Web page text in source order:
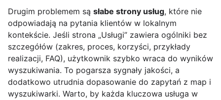
Drugim problemem są słabe strony usług, które nie
odpowiadają na pytania klientów w lokalnym
kontekście. Jeśli strona „Usługi” zawiera ogólniki bez
szczegółów (zakres, proces, korzyści, przykłady
realizacji, FAQ), użytkownik szybko wraca do wyników
wyszukiwania. To pogarsza sygnały jakości, a
dodatkowo utrudnia dopasowanie do zapytań z map i
wyszukiwarki. Warto, by każda kluczowa usługa w